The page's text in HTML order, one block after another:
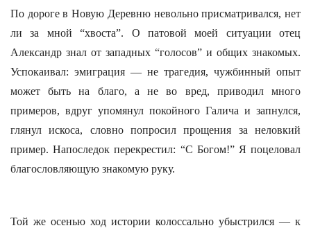
По дороге в Новую Деревню невольно присматривался, нет
ли за мной “хвоста”. О патовой моей ситуации отец
Александр знал от западных “голосов” и общих знакомых.
Успокаивал: эмиграция — не трагедия, чужбинный опыт
может быть на благо, а не во вред, приводил много
примеров, вдруг упомянул покойного Галича и запнулся,
глянул искоса, словно попросил прощения за неловкий
пример. Напоследок перекрестил: “С Богом!” Я поцеловал
благословляющую знакомую руку.
Той же осенью ход истории колоссально убыстрился — к